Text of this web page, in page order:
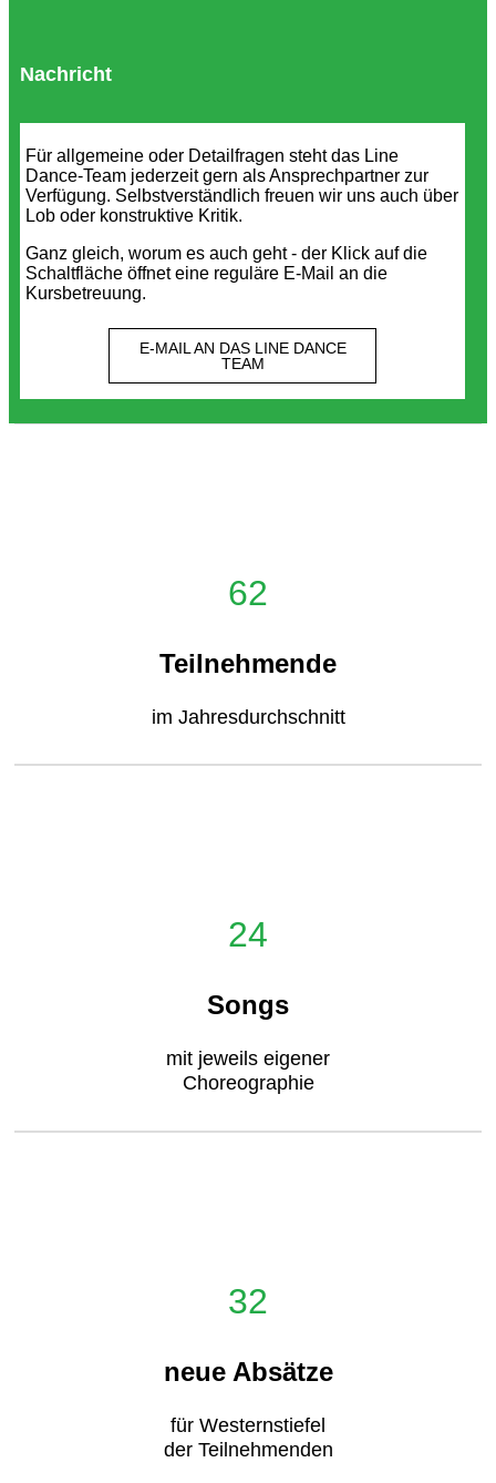
Nachricht
Für allgemeine oder Detailfragen steht das Line
Dance-Team jederzeit gern als Ansprechpartner zur
Verfügung. Selbstverständlich freuen wir uns auch über
Lob oder konstruktive Kritik.
Ganz gleich, worum es auch geht - der Klick auf die
Schaltfläche öffnet eine reguläre E-Mail an die
Kursbetreuung.
E-MAIL AN DAS LINE DANCE
TEAM
62
Teilnehmende
im Jahresdurchschnitt
24
Songs
mit jeweils eigener
Choreographie
32
neue Absätze
für Westernstiefel
der Teilnehmenden